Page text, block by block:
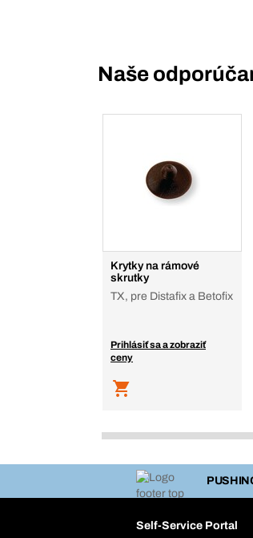
Naše
Krytky na rámové
skrutky
TX, pre Distafix a Betofix
Prihlásiť sa a zobraziť
ceny
Self-Service Portal